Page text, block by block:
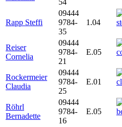
54
Rapp Steffi
09444
9784-
35
1.04
Reiser
Cornelia
09444
9784-
21
E.05
Rockermeier
Claudia
09444
9784-
25
E.01
Röhrl
Bernadette
09444
9784-
16
E.05